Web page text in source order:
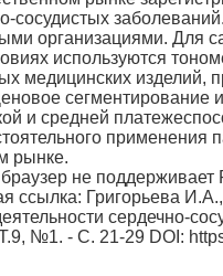
сосудистых
организациями. Для
используются
медицинских изделий,
сегментирование
и средней
применения
рынке.
не
ссылка: Григорьева
сердечно-
№1. - С. 21-29 DOI: